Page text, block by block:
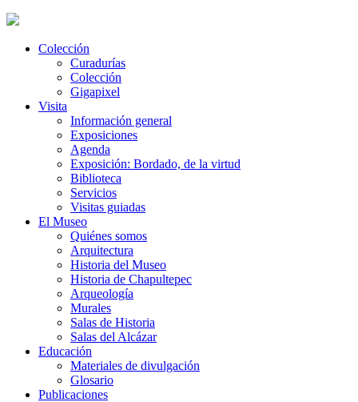
Colección
Curadurías
Colección
Gigapixel
Visita
Información general
Exposiciones
Agenda
Exposición: Bordado, de la virtud
Biblioteca
Servicios
Visitas guiadas
El Museo
Quiénes somos
Arquitectura
Historia del Museo
Historia de Chapultepec
Arqueología
Murales
Salas de Historia
Salas del Alcázar
Educación
Materiales de divulgación
Glosario
Publicaciones